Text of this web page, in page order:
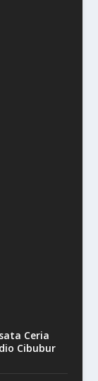
Ceria
Cibubur